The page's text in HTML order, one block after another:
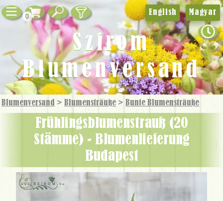
0
Blumenversand > Blumensträuße > Bunte Blumensträuße
Frühlingsblumenstrauß (20
Stämme) - Blumenlieferung
Budapest
English Magyar
Szirom
Blumenversand